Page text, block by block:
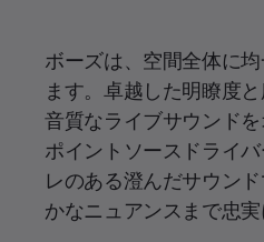
ボーズは、空間全体に
ます。卓越した明瞭度
音質なライブサウンド
ポイントソースドライ
レのある澄んだサウン
かなニュアンスまで忠実